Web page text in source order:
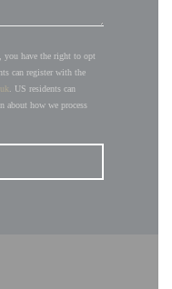
you have the right to opt
can register with the
. US residents can
about how we process